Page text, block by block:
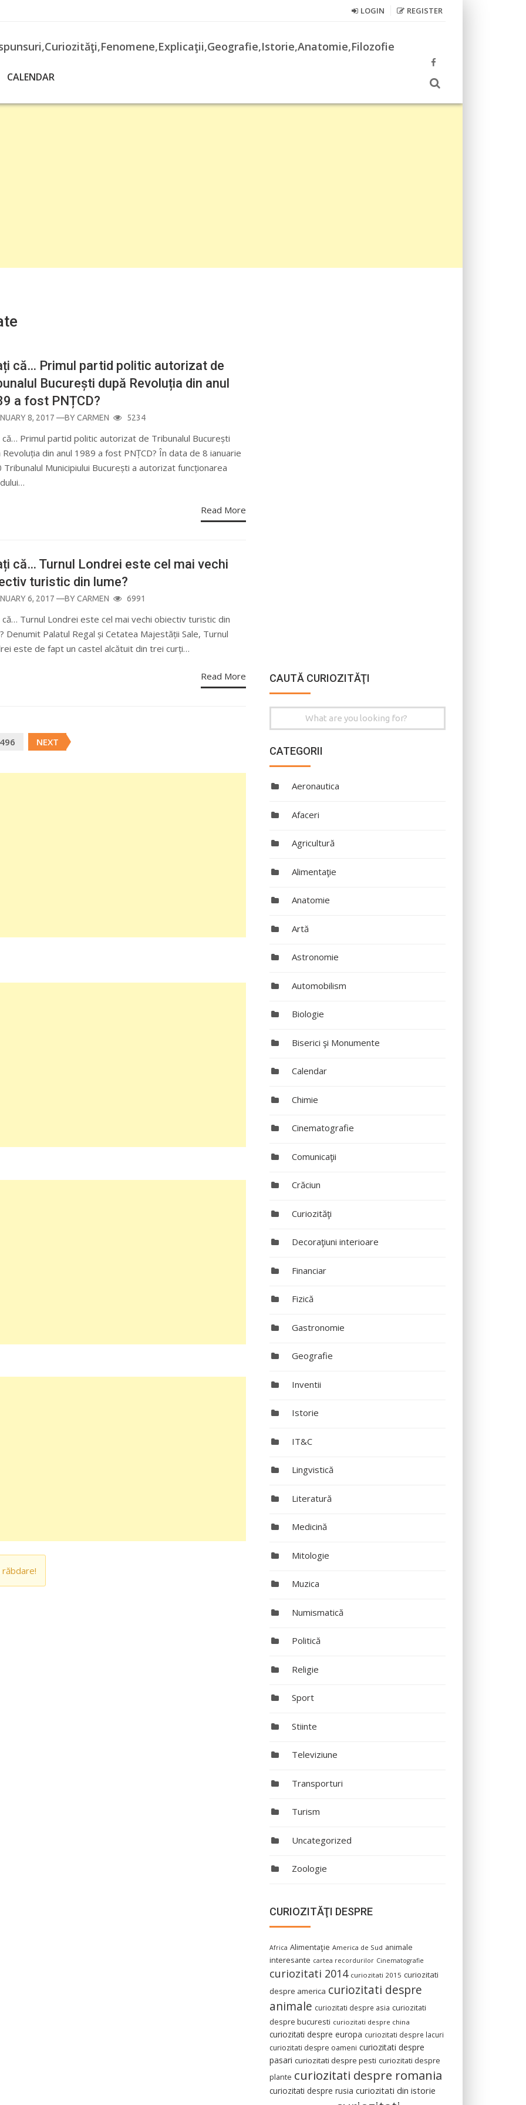
LOGIN REGISTER
CALENDAR
că… Primul partid politic autorizat de
București după Revoluția din anul
a fost PNȚCD?
8, 2017 —BYCARMEN 5234
că… Primul partid politic autorizat de Tribunalul București
Revoluția din anul 1989 a fost PNȚCD? În data de 8 ianuarie
Tribunalul Municipiului București a autorizat funcționarea
Read More
că… Turnul Londrei este cel mai vechi
turistic din lume?
6, 2017 —BYCARMEN 6991
că… Turnul Londrei este cel mai vechi obiectiv turistic din
Denumit Palatul Regal și Cetatea Majestății Sale, Turnul
este de fapt un castel alcătuit din trei curți…
Read More
496 NEXT
CAUTĂ CURIOZITĂŢI
Search
CATEGORII
Aeronautica
Afaceri
Agricultură
Alimentaţie
Anatomie
Artă
Astronomie
Automobilism
Biologie
Biserici şi Monumente
Calendar
Chimie
Cinematografie
Comunicaţii
Crăciun
Curiozităţi
Decoraţiuni interioare
Financiar
Fizică
Gastronomie
Geografie
Inventii
Istorie
IT&C
Lingvistică
Literatură
Medicină
Mitologie
Muzica
Numismatică
Politică
Religie
Sport
Stiinte
Televiziune
Transporturi
Turism
Uncategorized
Zoologie
CURIOZITĂŢI DESPRE
Africa Alimentaţie America de Sud animale
interesante cartea recordurilor Cinematografie
curiozitati 2014 curiozitati 2015 curiozitati
despre america curiozitati despre
animale curiozitati despre asia curiozitati
despre bucuresti curiozitati despre china
curiozitati despre europa curiozitati despre lacuri
curiozitati despre oameni curiozitati despre
pasari curiozitati despre pesti curiozitati despre
plante curiozitati despre romania
curiozitati despre rusia curiozitati din istorie